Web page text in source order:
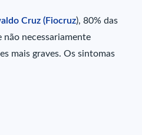
Cruz (Fiocruz), 80% das
não necessariamente
mais graves. Os sintomas